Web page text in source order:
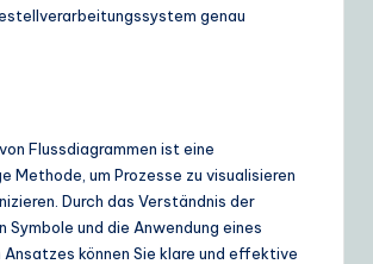
genau
Flussdiagrammen ist eine
Methode, um Prozesse zu visualisieren
Durch das Verständnis der
Symbole und die Anwendung eines
können Sie klare und effektive